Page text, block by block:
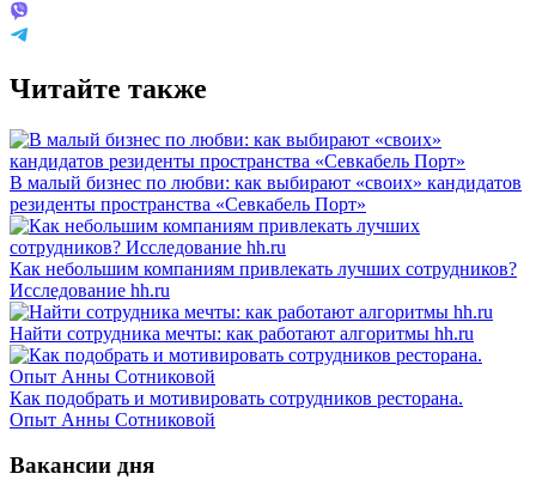
Читайте также
В малый бизнес по любви: как выбирают «своих» кандидатов
резиденты пространства «Севкабель Порт»
Как небольшим компаниям привлекать лучших сотрудников?
Исследование hh.ru
Найти сотрудника мечты: как работают алгоритмы hh.ru
Как подобрать и мотивировать сотрудников ресторана.
Опыт Анны Сотниковой
Вакансии дня